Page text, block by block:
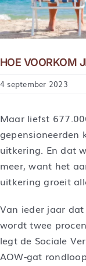
HOE VOORKOM
4 september 2023
Maar liefst
gepensioneerden
uitkering. En dat
meer, want het
uitkering groeit
Van ieder jaar
wordt twee
legt de Sociale
AOW-gat